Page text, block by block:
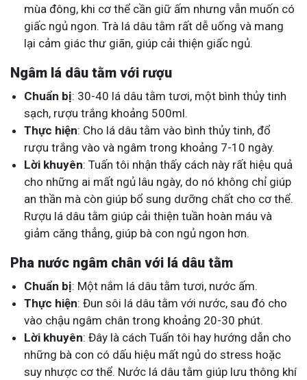
mùa đông, khi cơ thể cần giữ ấm nhưng vẫn muốn có
giấc ngủ ngon. Trà lá dâu tằm rất dễ uống và mang
lại cảm giác thư giãn, giúp cải thiện giấc ngủ.
Ngâm lá dâu tằm với rượu
Chuẩn bị: 30-40 lá dâu tằm tươi, một bình thủy tinh
sạch, rượu trắng khoảng 500ml.
Thực hiện: Cho lá dâu tằm vào bình thủy tinh, đổ
rượu trắng vào và ngâm trong khoảng 7-10 ngày.
Lời khuyên: Tuấn tôi nhận thấy cách này rất hiệu quả
cho những ai mất ngủ lâu ngày, do nó không chỉ giúp
an thần mà còn giúp bổ sung dưỡng chất cho cơ thể.
Rượu lá dâu tằm giúp cải thiện tuần hoàn máu và
giảm căng thẳng, giúp bà con ngủ ngon hơn.
Pha nước ngâm chân với lá dâu tằm
Chuẩn bị: Một nắm lá dâu tằm tươi, nước ấm.
Thực hiện: Đun sôi lá dâu tằm với nước, sau đó cho
vào chậu ngâm chân trong khoảng 20-30 phút.
Lời khuyên: Đây là cách Tuấn tôi hay hướng dẫn cho
những bà con có dấu hiệu mất ngủ do stress hoặc
suy nhược cơ thể. Nước lá dâu tằm giúp lưu thông khí